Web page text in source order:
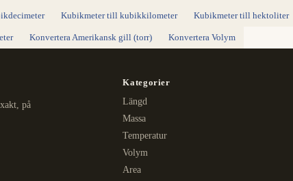
Kubikmeter till kubikkilometer Kubikmeter till hektoliter
Konvertera Amerikansk gill (torr) Konvertera Volym
på
Kategorier
Längd
Massa
Temperatur
Volym
Area